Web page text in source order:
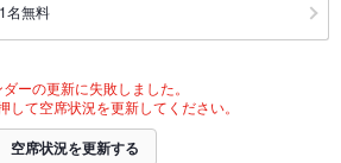
名無料
ーの更新に失敗しました。
して空席状況を更新してください。
空席状況を更新する